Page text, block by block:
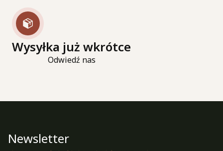
Wysyłka już wkrótce
Odwiedź nas
Newsletter